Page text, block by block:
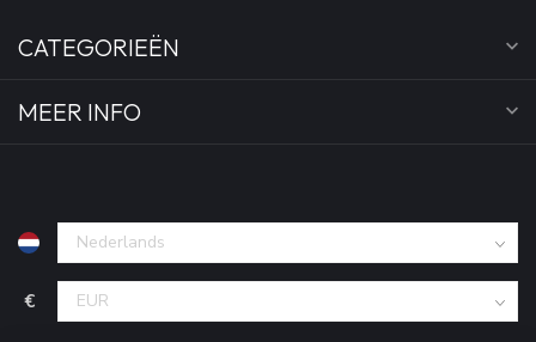
CATEGORIEËN
MEER INFO
€